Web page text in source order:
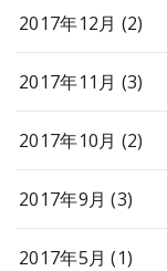
2017年12月 (2)
2017年11月 (3)
2017年10月 (2)
2017年9月 (3)
2017年5月 (1)